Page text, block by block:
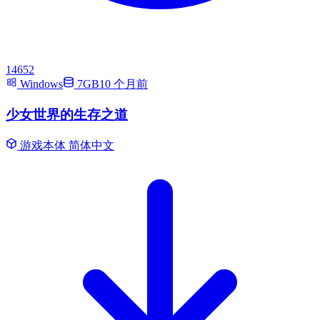
14652
Windows
7GB10 个月前
少女世界的生存之道
游戏本体 简体中文